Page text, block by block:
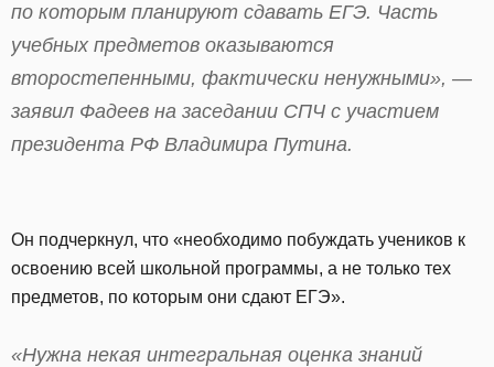
по которым планируют сдавать ЕГЭ. Часть
учебных предметов оказываются
второстепенными, фактически ненужными», —
заявил Фадеев на заседании СПЧ с участием
президента РФ Владимира Путина.
Он подчеркнул, что «необходимо побуждать учеников к
освоению всей школьной программы, а не только тех
предметов, по которым они сдают ЕГЭ».
«Нужна некая интегральная оценка знаний